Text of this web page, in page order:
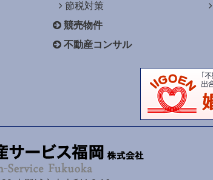
節税対策
競売物件
不動産コンサル